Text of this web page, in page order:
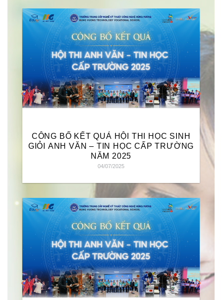
CÔNG BỐ KẾT QUẢ HỘI THI HỌC SINH
GIỎI ANH VĂN – TIN HỌC CẤP TRƯỜNG
NĂM 2025
04/07/2025